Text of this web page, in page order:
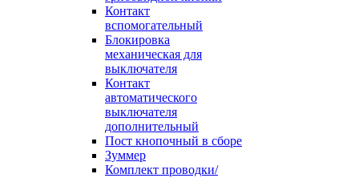
Контакт
вспомогательный
Блокировка
механическая для
выключателя
Контакт
автоматического
выключателя
дополнительный
Пост кнопочный в сборе
Зуммер
Комплект проводки/